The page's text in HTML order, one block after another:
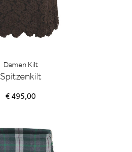
Damen Kilt
Spitzenkilt
€ 495,00